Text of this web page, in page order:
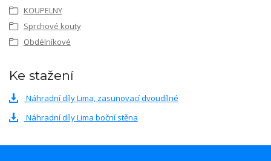
KOUPELNY
Sprchové kouty
Obdélníkové
Ke stažení
Náhradní díly Lima, zasunovací dvoudílné
Náhradní díly Lima boční stěna